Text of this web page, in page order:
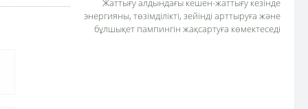
Жаттығу алдындағы кешен-жаттығу кезінде
энергияны, төзімділікті, зейінді арттыруға және
бұлшықет пампингін жақсартуға көмектеседі